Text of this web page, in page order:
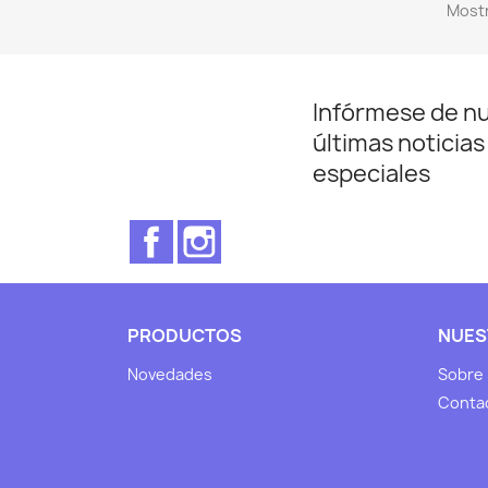
Infórmese de
últimas
especiales
Facebook
PRODUCTOS
Novedades